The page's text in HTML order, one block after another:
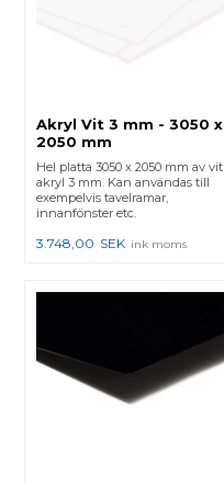
Akryl Vit 3 mm - 3050 x
2050 mm
Hel platta 3050 x 2050 mm av vit
akryl 3 mm. Kan användas till
exempelvis tavelramar,
innanfönster etc.
3.748,00 SEK ink moms